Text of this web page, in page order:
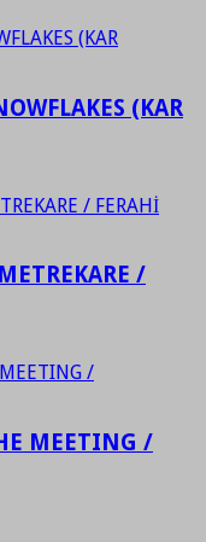
(KAR
/
MEETING /